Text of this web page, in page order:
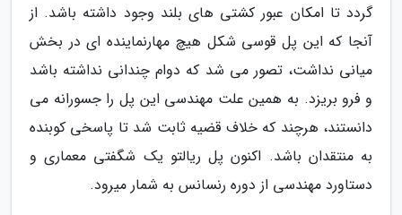
گردد تا امکان عبور کشتی های بلند وجود داشته باشد. از
آنجا که این پل قوسی شکل هیچ مهارنماینده ای در بخش
میانی نداشت، تصور می شد که دوام چندانی نداشته باشد
و فرو بریزد. به همین علت مهندسی این پل را جسورانه می
دانستند، هرچند که خلاف قضیه ثابت شد تا پاسخی کوبنده
به منتقدان باشد. اکنون پل ریالتو یک شگفتی معماری و
دستاورد مهندسی از دوره رنسانس به شمار میرود.